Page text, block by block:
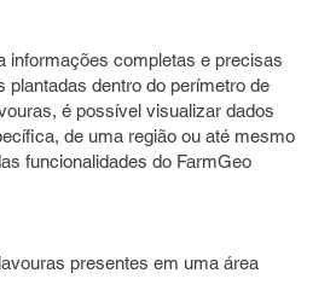
informações completas e precisas
dentro do perímetro de
é possível visualizar dados
de uma região ou até mesmo
funcionalidades do FarmGeo
presentes em uma área